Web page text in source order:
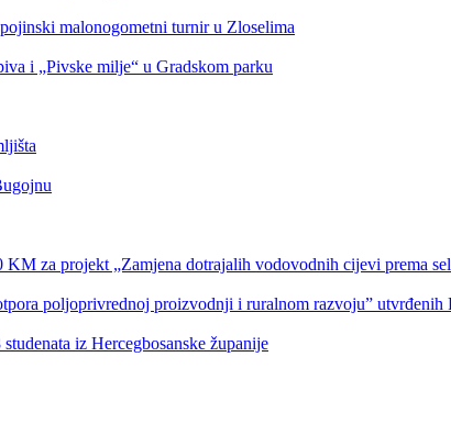
malonogometni turnir u Zloselima
i „Pivske milje“ u Gradskom parku
za projekt „Zamjena dotrajalih vodovodnih cijevi prema
poljoprivrednoj proizvodnji i ruralnom razvoju”
iz Hercegbosanske županije